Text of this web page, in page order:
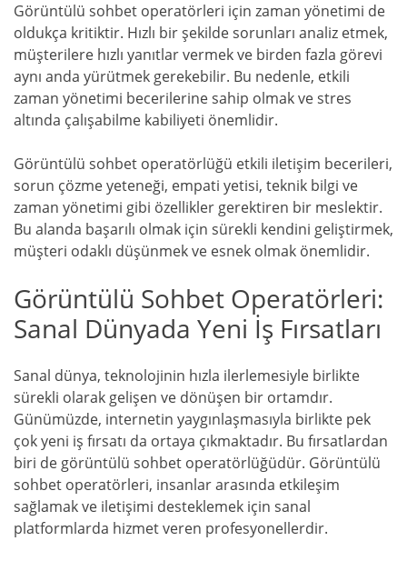
Görüntülü sohbet operatörleri için zaman yönetimi de
oldukça kritiktir. Hızlı bir şekilde sorunları analiz etmek,
müşterilere hızlı yanıtlar vermek ve birden fazla görevi
aynı anda yürütmek gerekebilir. Bu nedenle, etkili
zaman yönetimi becerilerine sahip olmak ve stres
altında çalışabilme kabiliyeti önemlidir.
Görüntülü sohbet operatörlüğü etkili iletişim becerileri,
sorun çözme yeteneği, empati yetisi, teknik bilgi ve
zaman yönetimi gibi özellikler gerektiren bir meslektir.
Bu alanda başarılı olmak için sürekli kendini geliştirmek,
müşteri odaklı düşünmek ve esnek olmak önemlidir.
Görüntülü Sohbet Operatörleri:
Sanal Dünyada Yeni İş Fırsatları
Sanal dünya, teknolojinin hızla ilerlemesiyle birlikte
sürekli olarak gelişen ve dönüşen bir ortamdır.
Günümüzde, internetin yaygınlaşmasıyla birlikte pek
çok yeni iş fırsatı da ortaya çıkmaktadır. Bu fırsatlardan
biri de görüntülü sohbet operatörlüğüdür. Görüntülü
sohbet operatörleri, insanlar arasında etkileşim
sağlamak ve iletişimi desteklemek için sanal
platformlarda hizmet veren profesyonellerdir.